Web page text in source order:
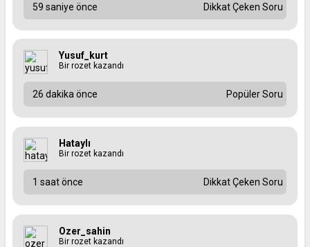
59 saniye önce Dikkat Çeken Soru
Yusuf_kurt
Bir rozet kazandı
26 dakika önce Popüler Soru
Hataylı
Bir rozet kazandı
1 saat önce Dikkat Çeken Soru
Ozer_sahin
Bir rozet kazandı